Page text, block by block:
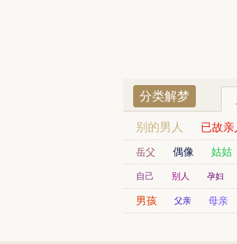
分类解梦
别的男人 已故亲
已婚女人 劫匪
岳父 偶像 姑姑
黑人 贵人 日本人
自己 别人 孕妇
男友 同事
男孩 父亲 母亲